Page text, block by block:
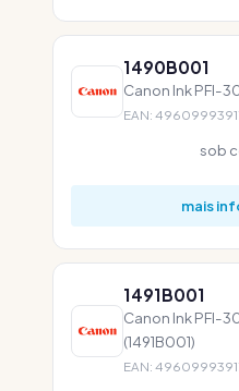
1490B001
Canon Ink PFI-
EAN:
sob
mais
1491B001
Canon Ink PFI-
(1491B001)
EAN: